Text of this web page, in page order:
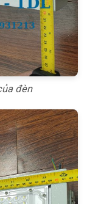
đèn